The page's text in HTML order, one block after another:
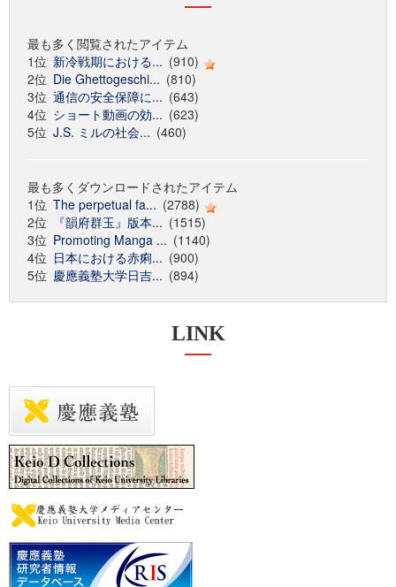
最も多く閲覧されたアイテム
1位 新冷戦期における... (910)
2位 Die Ghettogeschi... (810)
3位 通信の安全保障に... (643)
4位 ショート動画の効... (623)
5位 J.S. ミルの社会... (460)
最も多くダウンロードされたアイテム
1位 The perpetual fa... (2788)
2位
『韻府群玉』版本... (1515)
3位 Promoting Manga ... (1140)
4位 日本における赤痢... (900)
5位 慶應義塾大学日吉... (894)
LINK